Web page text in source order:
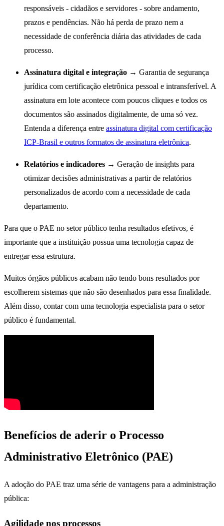
responsáveis - cidadãos e servidores - sobre andamento,
prazos e pendências. Não há perda de prazo nem a
necessidade de conferência diária das atividades de cada
processo.
Assinatura digital e integração → Garantia de segurança
jurídica com certificação eletrônica pessoal e intransferível. A
assinatura em lote acontece com poucos cliques e todos os
documentos são assinados digitalmente, de uma só vez.
Entenda a diferença entre assinatura digital com certificação
ICP-Brasil e outros formatos de assinatura eletrônica.
Relatórios e indicadores → Geração de insights para
otimizar decisões administrativas a partir de relatórios
personalizados de acordo com a necessidade de cada
departamento.
Para que o PAE no setor público tenha resultados efetivos, é
importante que a instituição possua uma tecnologia capaz de
entregar essa estrutura.
Muitos órgãos públicos acabam não tendo bons resultados por
escolherem sistemas que não são desenhados para essa finalidade.
Além disso, contar com uma tecnologia especialista para o setor
público é fundamental.
Benefícios de aderir o Processo
Administrativo Eletrônico (PAE)
A adoção do PAE traz uma série de vantagens para a administração
pública:
Agilidade nos processos